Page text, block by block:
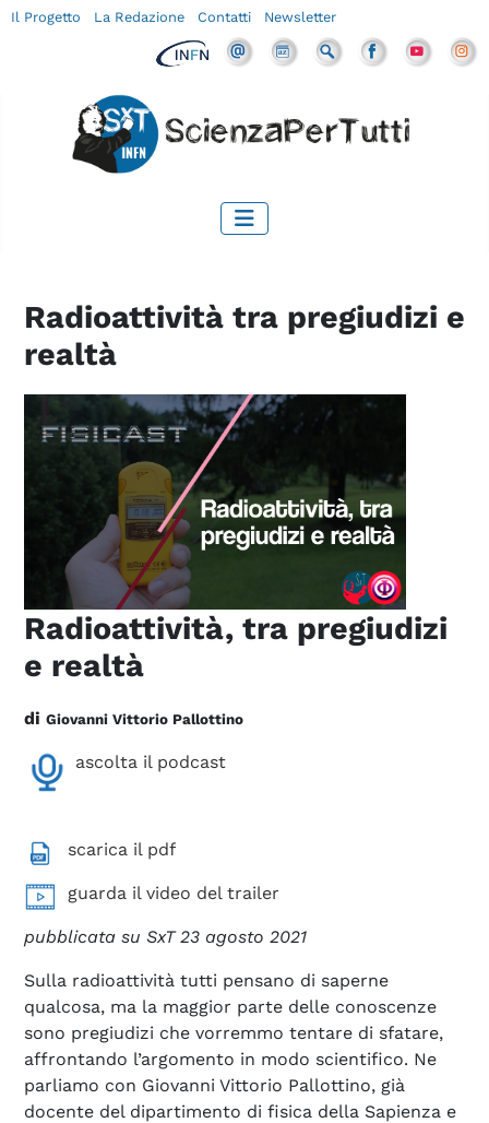
Il Progetto La Redazione Contatti Newsletter
Radioattività tra pregiudizi e
realtà
Radioattività, tra pregiudizi
e realtà
di Giovanni Vittorio Pallottino
ascolta il podcast
scarica il pdf
guarda il video del trailer
pubblicata su SxT 23 agosto 2021
Sulla radioattività tutti pensano di saperne
qualcosa, ma la maggior parte delle conoscenze
sono pregiudizi che vorremmo tentare di sfatare,
affrontando l’argomento in modo scientifico. Ne
parliamo con Giovanni Vittorio Pallottino, già
docente del dipartimento di fisica della Sapienza e